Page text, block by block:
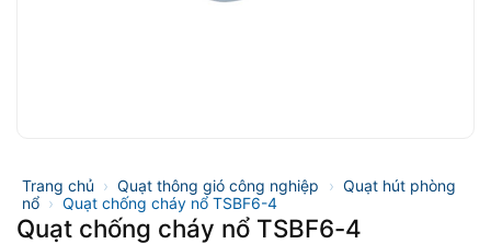
Trang chủ › Quạt thông gió công nghiệp › Quạt hút phòng
nổ › Quạt chống cháy nổ TSBF6-4
Quạt chống cháy nổ TSBF6-4